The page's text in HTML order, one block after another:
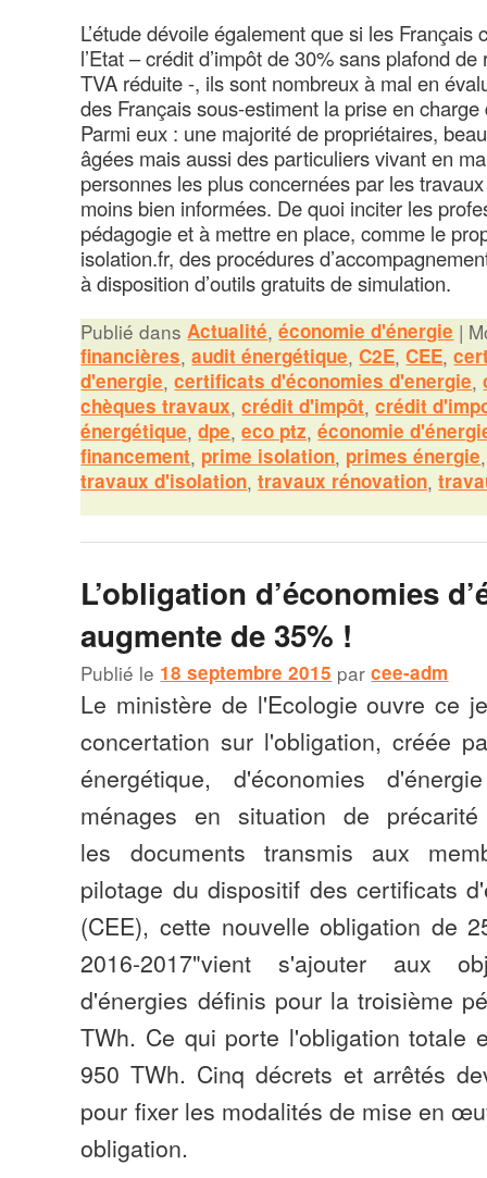
L’étude dévoile également que si les
l’Etat – crédit d’impôt de 30% sans plafond
TVA réduite -, ils sont nombreux à mal en
des Français sous-estiment la prise en charge
Parmi eux : une majorité de propriétaires,
âgées mais aussi des particuliers vivant en
personnes les plus concernées par les
moins bien informées. De quoi inciter les
pédagogie et à mettre en place, comme le
isolation.fr, des procédures
à disposition d’outils gratuits de simulation.
Publié dans Actualité,économie d'énergie |
financières,audit énergétique,C2E,CEE,
d'energie,certificats d'économies d'energie,
chèques travaux,crédit d'impôt,crédit
énergétique,dpe,eco ptz,économie
financement, prime isolation, primes énergie
travaux d'isolation,travaux rénovation,
L’obligation d’économies
augmente de 35% !
Publié le 18 septembre 2015 parcee-adm
Le ministère de l'Ecologie ouvre ce
concertation sur l'obligation, créée
énergétique, d'économies
ménages en situation de
les documents transmis aux
pilotage du dispositif des certificats
(CEE), cette nouvelle obligation de
2016-2017"vient s'ajouter aux
d'énergies définis pour la troisième
TWh. Ce qui porte l'obligation totale
950 TWh. Cinq décrets et arrêtés
pour fixer les modalités de mise en
obligation.